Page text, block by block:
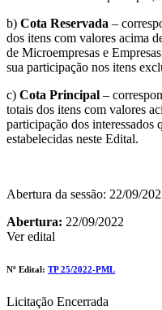
b) Cota Reservada –
dos itens com valores acima
de Microempresas e
sua participação nos itens
c) Cota Principal –
totais dos itens com valores
participação dos interessados
estabelecidas neste Edital.
Abertura da sessão: 22/09/
Abertura: 22/09/2022
Ver edital
Nº Edital: TP 25/2022-PML
Licitação Encerrada